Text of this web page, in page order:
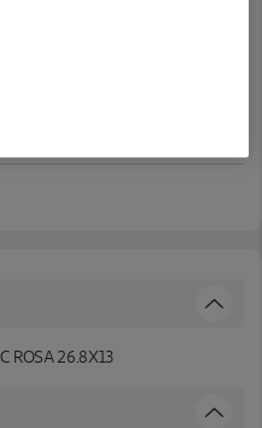
ROSA 26.8X13